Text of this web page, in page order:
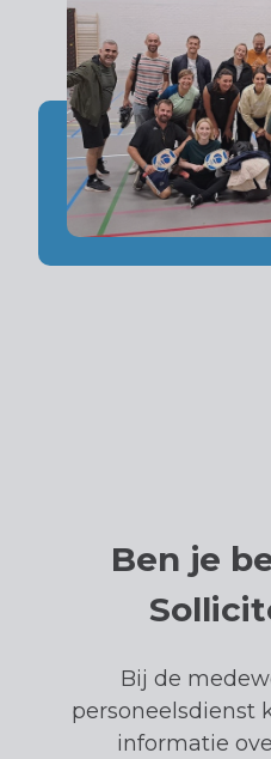
Ben je
Bij de
personeelsdienst
informatie